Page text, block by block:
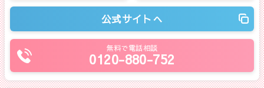
公式サイトへ
無料で電話相談
0120-880-752